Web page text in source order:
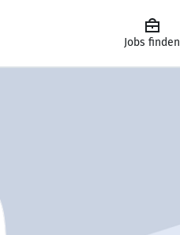
Jobs finden